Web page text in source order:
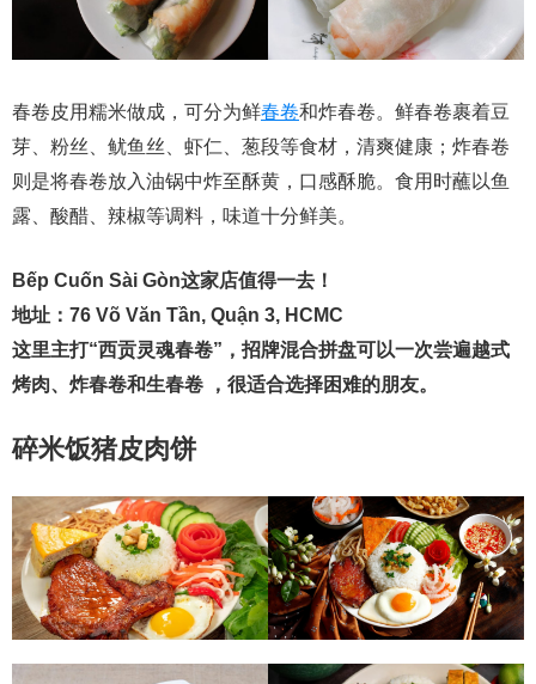
春卷皮用糯米做成，可分为鲜春卷和炸春卷。鲜春卷裹着豆
芽、粉丝、鱿鱼丝、虾仁、葱段等食材，清爽健康；炸春卷
则是将春卷放入油锅中炸至酥黄，口感酥脆。食用时蘸以鱼
露、酸醋、辣椒等调料，味道十分鲜美。
Bếp Cuốn Sài Gòn这家店值得一去！
地址：76 Võ Văn Tần, Quận 3, HCMC
这里主打“西贡灵魂春卷”，招牌混合拼盘可以一次尝遍越式
烤肉、炸春卷和生春卷 ，很适合选择困难的朋友。
碎米饭猪皮肉饼